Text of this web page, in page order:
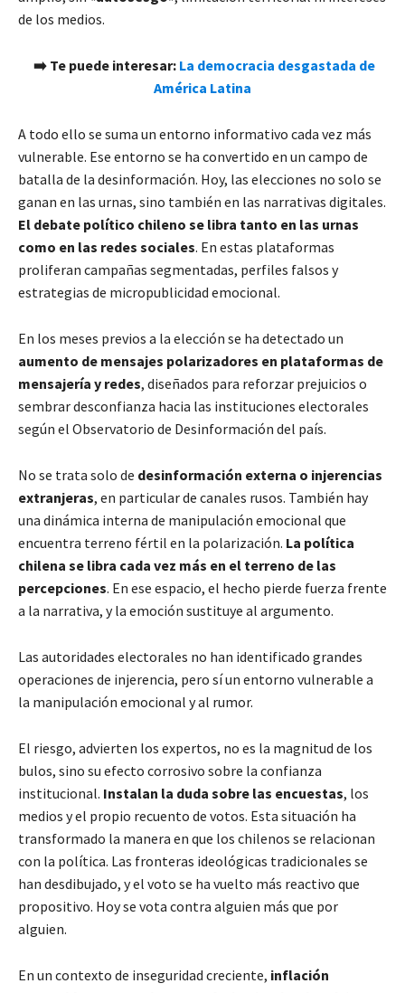
de los medios.
➡️ Te puede interesar: La democracia desgastada de
América Latina
A todo ello se suma un entorno informativo cada vez más
vulnerable. Ese entorno se ha convertido en un campo de
batalla de la desinformación. Hoy, las elecciones no solo se
ganan en las urnas, sino también en las narrativas digitales.
El debate político chileno se libra tanto en las urnas
como en las redes sociales. En estas plataformas
proliferan campañas segmentadas, perfiles falsos y
estrategias de micropublicidad emocional.
En los meses previos a la elección se ha detectado un
aumento de mensajes polarizadores en plataformas de
mensajería y redes, diseñados para reforzar prejuicios o
sembrar desconfianza hacia las instituciones electorales
según el Observatorio de Desinformación del país.
No se trata solo de desinformación externa o injerencias
extranjeras, en particular de canales rusos. También hay
una dinámica interna de manipulación emocional que
encuentra terreno fértil en la polarización. La política
chilena se libra cada vez más en el terreno de las
percepciones. En ese espacio, el hecho pierde fuerza frente
a la narrativa, y la emoción sustituye al argumento.
Las autoridades electorales no han identificado grandes
operaciones de injerencia, pero sí un entorno vulnerable a
la manipulación emocional y al rumor.
El riesgo, advierten los expertos, no es la magnitud de los
bulos, sino su efecto corrosivo sobre la confianza
institucional. Instalan la duda sobre las encuestas, los
medios y el propio recuento de votos. Esta situación ha
transformado la manera en que los chilenos se relacionan
con la política. Las fronteras ideológicas tradicionales se
han desdibujado, y el voto se ha vuelto más reactivo que
propositivo. Hoy se vota contra alguien más que por
alguien.
En un contexto de inseguridad creciente, inflación